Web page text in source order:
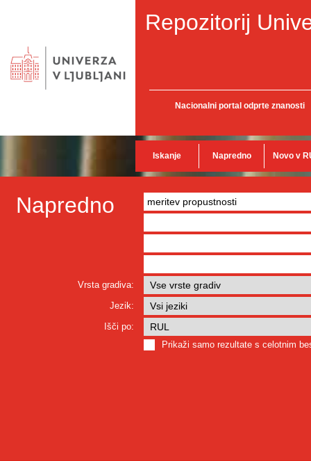
Repozitorij
Nacionalni portal odprte znanosti
Iskanje Napredno Novo v
Napredno
Vrsta gradiva:
Jezik:
Išči po:
Prikaži samo rezultate s celotnim